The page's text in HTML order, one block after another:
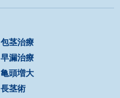
包茎治療
早漏治療
亀頭増大
長茎術